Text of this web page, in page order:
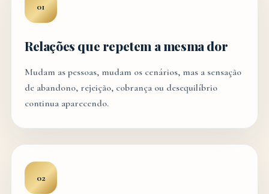
01
Relações que repetem a mesma dor
Mudam as pessoas, mudam os cenários, mas a sensação
de abandono, rejeição, cobrança ou desequilíbrio
continua aparecendo.
02